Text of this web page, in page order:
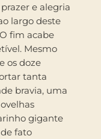
e alegria
largo deste
fim acabe
Mesmo
os doze
tanta
bravia, uma
gigante
fato